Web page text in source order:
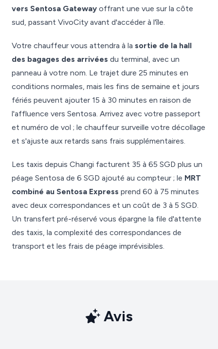
vers Sentosa Gateway offrant une vue sur la côte
sud, passant VivoCity avant d'accéder à l'île.
Votre chauffeur vous attendra à la sortie de la hall
des bagages des arrivées du terminal, avec un
panneau à votre nom. Le trajet dure 25 minutes en
conditions normales, mais les fins de semaine et jours
fériés peuvent ajouter 15 à 30 minutes en raison de
l'affluence vers Sentosa. Arrivez avec votre passeport
et numéro de vol ; le chauffeur surveille votre décollage
et s'ajuste aux retards sans frais supplémentaires.
Les taxis depuis Changi facturent 35 à 65 SGD plus un
péage Sentosa de 6 SGD ajouté au compteur ; le MRT
combiné au Sentosa Express prend 60 à 75 minutes
avec deux correspondances et un coût de 3 à 5 SGD.
Un transfert pré-réservé vous épargne la file d'attente
des taxis, la complexité des correspondances de
transport et les frais de péage imprévisibles.
Avis